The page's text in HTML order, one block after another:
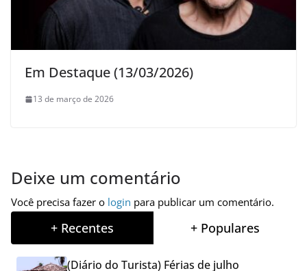
Em Destaque (13/03/2026)
13 de março de 2026
Deixe um comentário
Você precisa fazer o login para publicar um comentário.
+ Recentes + Populares
(Diário do Turista) Férias de julho